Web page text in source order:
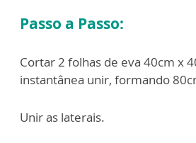
Passo a Passo:
Cortar 2 folhas de eva 40cm x
instantânea unir, formando
Unir as laterais.